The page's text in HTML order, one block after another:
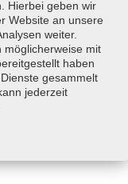
(05121) 918 90 80
hildesheim.de
Hierbei geben wir
Website an unsere
weiter.
möglicherweise mit
haben
gesammelt
jederzeit